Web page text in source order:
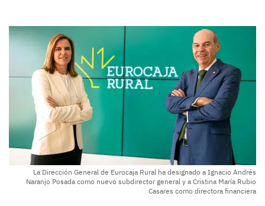
La Dirección General de Eurocaja Rural ha designado a Ignacio Andrés
Naranjo Posada como nuevo subdirector general y a Cristina María Rubio
Casares como directora financiera